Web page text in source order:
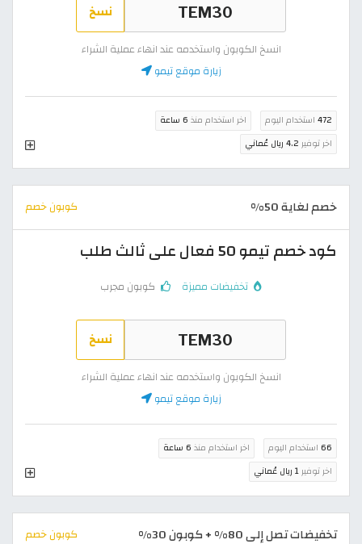
نسخ
انسخ الكوبون واستخدمه عند انهاء عملية الشراء
زيارة موقع تيمو
472 استخدام اليوم اخر استخدام منذ 6 ساعة
اخر توفير 4.2 ريال عُماني
خصم لغاية 50% كوبون خصم
كود خصم تيمو 50 فعال على ثالث طلب
تخفيضات مميزة كوبون مجرب
نسخ
انسخ الكوبون واستخدمه عند انهاء عملية الشراء
زيارة موقع تيمو
66 استخدام اليوم اخر استخدام منذ 6 ساعة
اخر توفير1 ريال عُماني
تخفيضات تصل إلى 80% + كوبون 30% كوبون خصم